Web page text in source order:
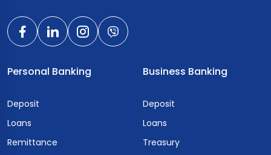
Personal Banking
Deposit
Loans
Remittance
Business Banking
Deposit
Loans
Treasury